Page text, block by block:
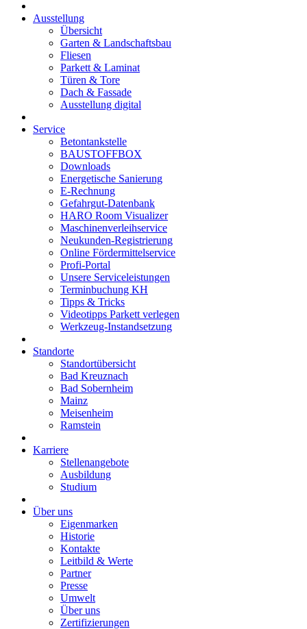
Ausstellung
Übersicht
Garten & Landschaftsbau
Fliesen
Parkett & Laminat
Türen & Tore
Dach & Fassade
Ausstellung digital
Service
Betontankstelle
BAUSTOFFBOX
Downloads
Energetische Sanierung
E-Rechnung
Gefahrgut-Datenbank
HARO Room Visualizer
Maschinenverleihservice
Neukunden-Registrierung
Online Fördermittelservice
Profi-Portal
Unsere Serviceleistungen
Terminbuchung KH
Tipps & Tricks
Videotipps Parkett verlegen
Werkzeug-Instandsetzung
Standorte
Standortübersicht
Bad Kreuznach
Bad Sobernheim
Mainz
Meisenheim
Ramstein
Karriere
Stellenangebote
Ausbildung
Studium
Über uns
Eigenmarken
Historie
Kontakte
Leitbild & Werte
Partner
Presse
Umwelt
Über uns
Zertifizierungen